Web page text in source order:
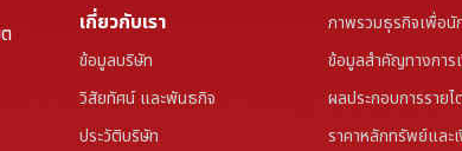
เกี่ยวกับเรา
ข้อมูลบริษัท
วิสัยทัศน์ และพันธกิจ
ประวัติบริษัท
ภาพรวมธุรกิจเพื่อนั
ข้อมูลสำคัญทางการ
ผลประกอบการรายไ
ราคาหลักทรัพย์และ